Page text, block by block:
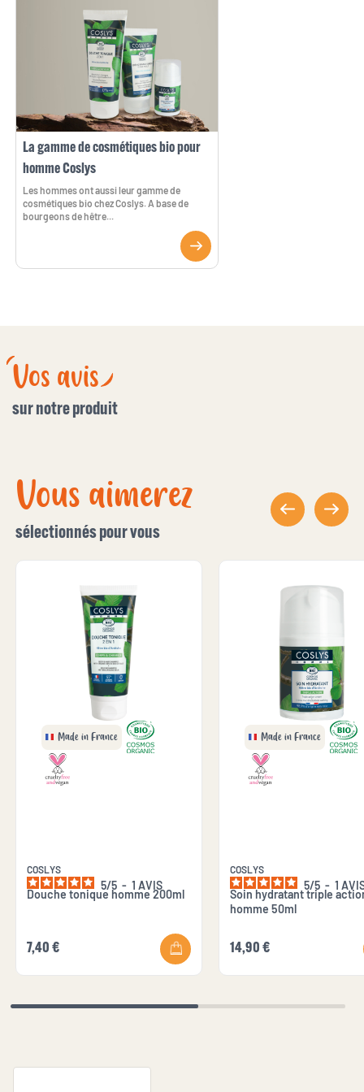
La gamme de cosmétiques bio pour
homme Coslys
Les hommes ont aussi leur gamme de
cosmétiques bio chez Coslys. A base de
bourgeons de hêtre...
Vos avis
sur notre produit
Vous aimerez
sélectionnés pour vous
Made in France
COSLYS
5/5 - 1 AVIS
Douche tonique homme 200ml
7,40 €
Made in France
COSLYS
5/5 - 1
Soin hydratant triple
homme 50ml
14,90 €